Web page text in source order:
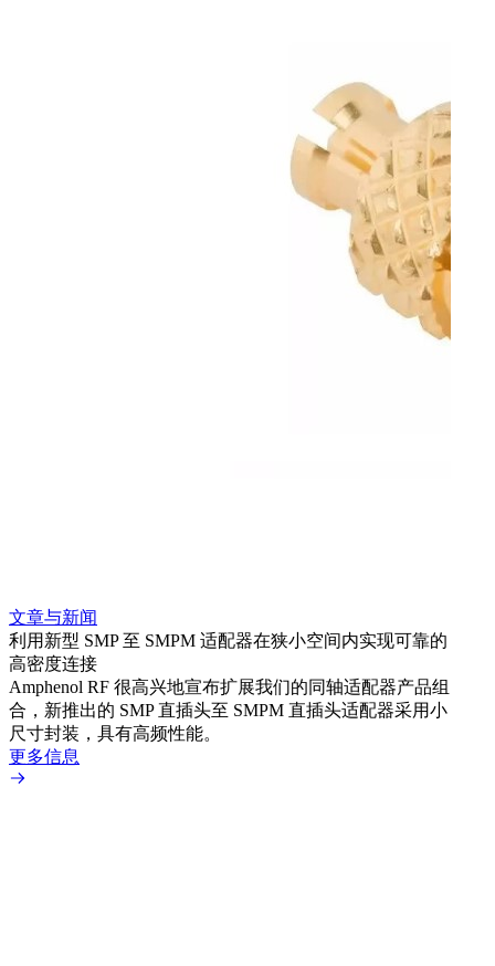
文章与新闻
利用新型 SMP 至 SMPM 适配器在狭小空间内实现可靠的
高密度连接
Amphenol RF 很高兴地宣布扩展我们的同轴适配器产品组
合，新推出的 SMP 直插头至 SMPM 直插头适配器采用小
尺寸封装，具有高频性能。
更多信息